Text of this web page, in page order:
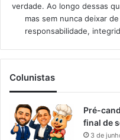
verdade. Ao longo dessas
mas sem nunca deixar
responsabilidade,
Colunistas
Pré-
final de
3 de